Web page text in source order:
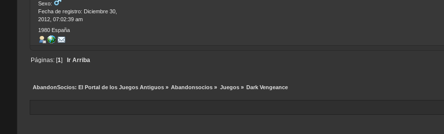
Sexo:
Fecha de registro: Diciembre 30,
2012, 07:02:39 am
1980 España
Páginas: [ 1
Ir Arriba
AbandonSocios: El Portal de los Juegos Antiguos» Abandonsocios » Juegos» Dark Vengeance